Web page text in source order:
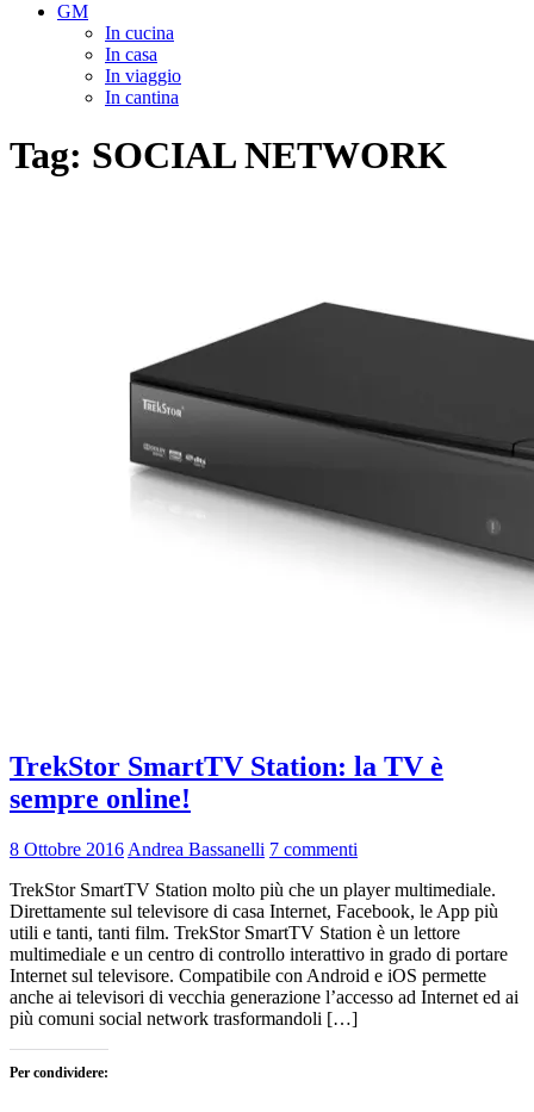
GM
In cucina
In casa
In viaggio
In cantina
Tag: SOCIAL NETWORK
TrekStor SmartTV Station: la TV è
sempre online!
8 Ottobre 2016 Andrea Bassanelli 7 commenti
TrekStor SmartTV Station molto più che un player multimediale.
Direttamente sul televisore di casa Internet, Facebook, le App più
utili e tanti, tanti film. TrekStor SmartTV Station è un lettore
multimediale e un centro di controllo interattivo in grado di portare
Internet sul televisore. Compatibile con Android e iOS permette
anche ai televisori di vecchia generazione l’accesso ad Internet ed ai
più comuni social network trasformandoli […]
Per condividere: